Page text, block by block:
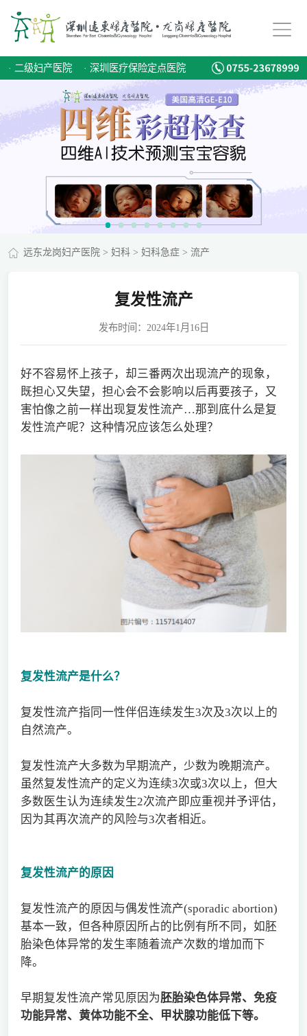
· 二级妇产医院 · 深圳医疗保险定点医院
远东龙岗妇产医院> 妇科> 妇科急症> 流产
复发性流产
发布时间：2024年1月16日
好不容易怀上孩子，却三番两次出现流产的现象，
既担心又失望，担心会不会影响以后再要孩子，又
害怕像之前一样出现复发性流产…那到底什么是复
发性流产呢？这种情况应该怎么处理？
复发性流产是什么？
复发性流产指同一性伴侣连续发生3次及3次以上的
自然流产。
复发性流产大多数为早期流产，少数为晚期流产。
虽然复发性流产的定义为连续3次或3次以上，但大
多数医生认为连续发生2次流产即应重视并予评估，
因为其再次流产的风险与3次者相近。
复发性流产的原因
复发性流产的原因与偶发性流产(sporadic abortion)
基本一致，但各种原因所占的比例有所不同，如胚
胎染色体异常的发生率随着流产次数的增加而下
降。
早期复发性流产常见原因为胚胎染色体异常、免疫
功能异常、黄体功能不全、甲状腺功能低下等。